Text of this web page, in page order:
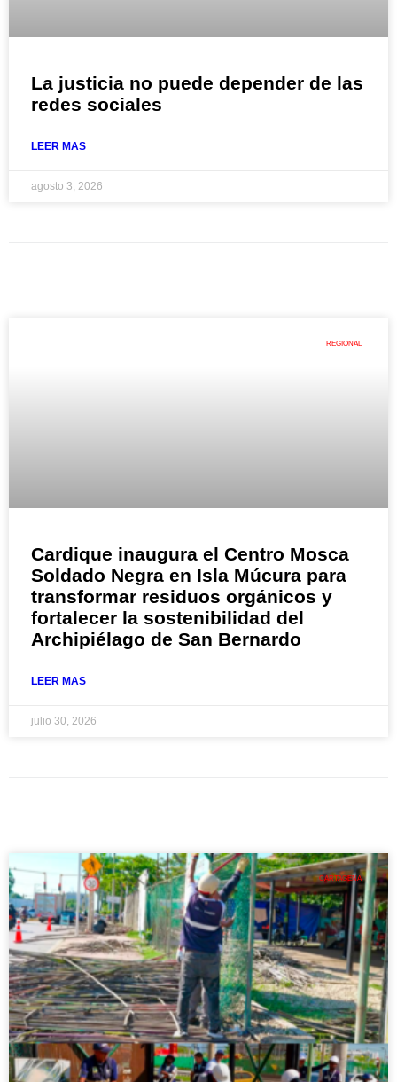
La justicia no puede depender de las
redes sociales
LEER MAS
agosto 3, 2026
REGIONAL
Cardique inaugura el Centro Mosca
Soldado Negra en Isla Múcura para
transformar residuos orgánicos y
fortalecer la sostenibilidad del
Archipiélago de San Bernardo
LEER MAS
julio 30, 2026
CARTAGENA